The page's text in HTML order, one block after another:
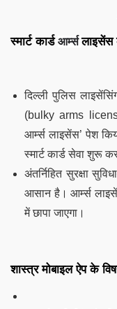
स्मार्ट कार्डआर्म्स लाइसेंस
दिल्ली पुलिस
(bulky arms
आर्म्स लाइसेंस’ पेश
स्मार्ट कार्ड सेवा शुरू
अंतर्निहित सुरक्षा
आसान है। आर्म्स
में छापा जाएगा।
शास्त्र मोबाइल ऐप के